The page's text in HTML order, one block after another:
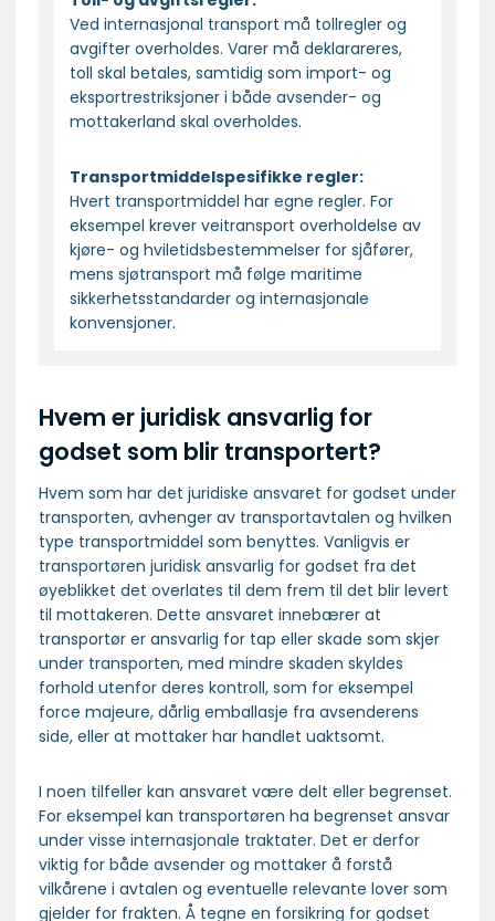
Ved internasjonal transport må tollregler og
avgifter overholdes. Varer må deklarareres,
toll skal betales, samtidig som import- og
eksportrestriksjoner i både avsender- og
mottakerland skal overholdes.
Transportmiddelspesifikke regler:
Hvert transportmiddel har egne regler. For
eksempel krever veitransport overholdelse av
kjøre- og hviletidsbestemmelser for sjåfører,
mens sjøtransport må følge maritime
sikkerhetsstandarder og internasjonale
konvensjoner.
Hvem er juridisk ansvarlig for
godset som blir transportert?
Hvem som har det juridiske ansvaret for godset under
transporten, avhenger av transportavtalen og hvilken
type transportmiddel som benyttes. Vanligvis er
transportøren juridisk ansvarlig for godset fra det
øyeblikket det overlates til dem frem til det blir levert
til mottakeren. Dette ansvaret innebærer at
transportør er ansvarlig for tap eller skade som skjer
under transporten, med mindre skaden skyldes
forhold utenfor deres kontroll, som for eksempel
force majeure, dårlig emballasje fra avsenderens
side, eller at mottaker har handlet uaktsomt.
I noen tilfeller kan ansvaret være delt eller begrenset.
For eksempel kan transportøren ha begrenset ansvar
under visse internasjonale traktater. Det er derfor
viktig for både avsender og mottaker å forstå
vilkårene i avtalen og eventuelle relevante lover som
gjelder for frakten. Å tegne en forsikring for godset